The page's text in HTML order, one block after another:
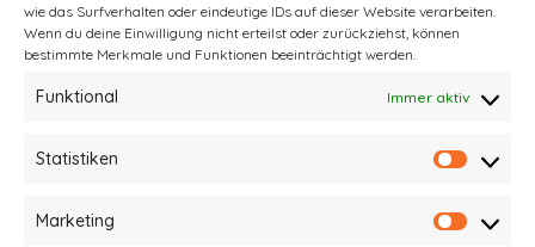
wie das Surfverhalten oder eindeutige IDs auf dieser Website verarbeiten.
Wenn du deine Einwilligung nicht erteilst oder zurückziehst, können
bestimmte Merkmale und Funktionen beeinträchtigt werden.
Funktional Immer aktiv
Statistiken
Marketing